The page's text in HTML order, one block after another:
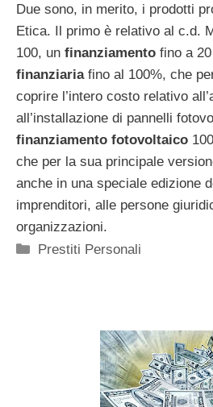
Due sono, in merito, i prodotti
Etica. Il primo è relativo al c.d.
100, un finanziamento fino a
finanziariafino al 100%, che
coprire l’intero costo relativo
all’installazione di pannelli
finanziamento fotovoltaico
che per la sua principale
anche in una speciale edizione
imprenditori, alle persone
organizzazioni.
Categorie
Prestiti Personali